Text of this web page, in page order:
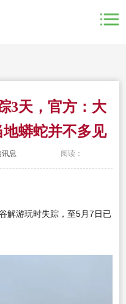
3天，官方：大
蟒蛇并不多见
讯息 阅读：
解游玩时失踪，至5月7日已